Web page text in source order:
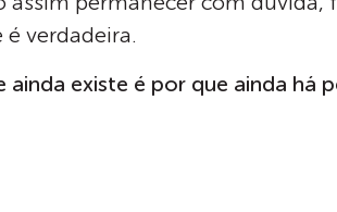
assim permanecer com dúvida,
é verdadeira.
ainda existe é por que ainda há